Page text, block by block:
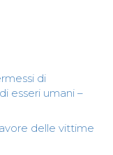
di
esseri umani –
delle vittime